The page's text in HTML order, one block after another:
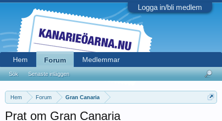
Logga in/bli medlem
Hem Forum Gran Canaria
Prat om Gran Canaria
Hem Forum
Sök Senaste inläggen
Medlemmar